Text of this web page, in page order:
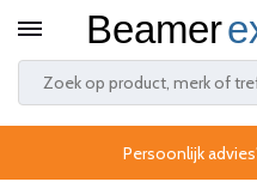
Persoonlijk